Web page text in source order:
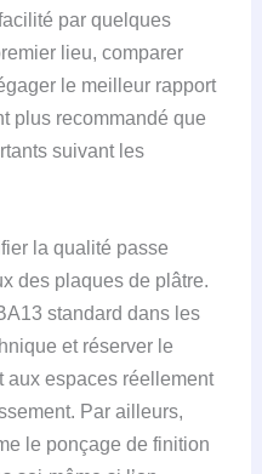
par quelques
lieu, comparer
le meilleur rapport
plus recommandé que
suivant les
la qualité passe
des plaques de plâtre.
standard dans les
et réserver le
aux espaces réellement
Par ailleurs,
le ponçage de finition